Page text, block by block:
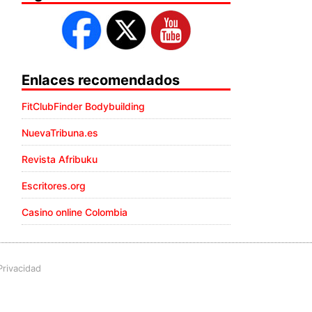
Enlaces recomendados
FitClubFinder Bodybuilding
NuevaTribuna.es
Revista Afribuku
Escritores.org
Casino online Colombia